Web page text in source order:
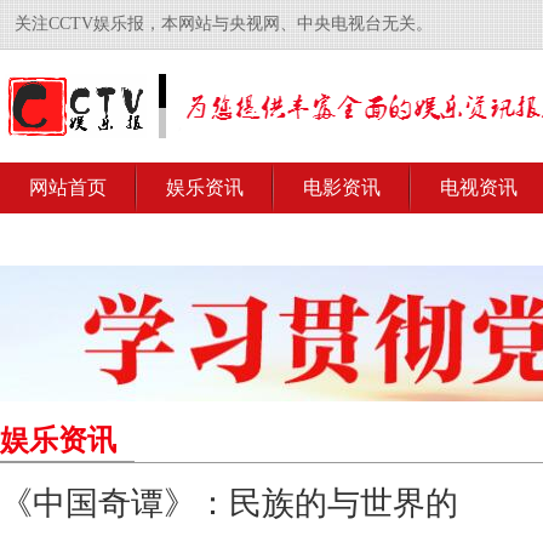
关注CCTV娱乐报，本网站与央视网、中央电视台无关。
网站首页 娱乐资讯 电影资讯 电视资讯
娱乐资讯
《中国奇谭》：民族的与世界的